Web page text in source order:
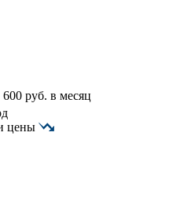
600 руб. в месяц
цены